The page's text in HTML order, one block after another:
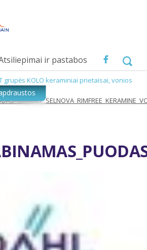
ir pastabos
grupės KOLO keraminiai prietaisai, vonios